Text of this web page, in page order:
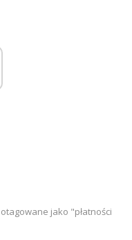
jako "płatności